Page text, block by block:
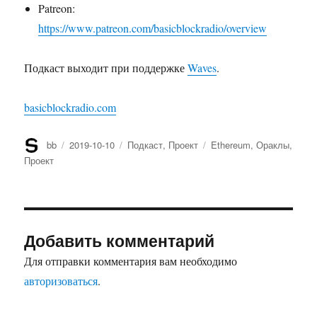
Patreon:
https://www.patreon.com/basicblockradio/overview
Подкаст выходит при поддержкеWaves.
basicblockradio.com
Автор
bb Опубликовано
2019-10-10 Рубрики
Подкаст, Проект Метки
Ethereum,Ораклы,
Проект
Добавить комментарий
Для отправки комментария вам необходимо
авторизоваться.